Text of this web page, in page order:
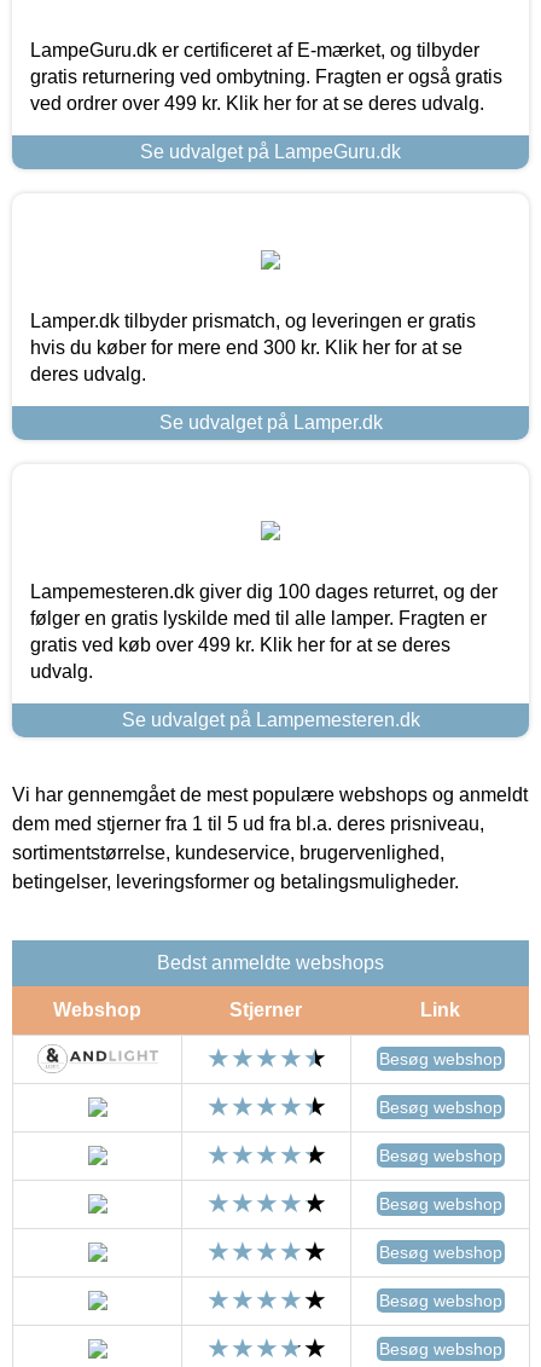
LampeGuru.dk er certificeret af E-mærket, og tilbyder
gratis returnering ved ombytning. Fragten er også gratis
ved ordrer over 499 kr. Klik her for at se deres udvalg.
Se udvalget på LampeGuru.dk
Lamper.dk tilbyder prismatch, og leveringen er gratis
hvis du køber for mere end 300 kr. Klik her for at se
deres udvalg.
Se udvalget på Lamper.dk
Lampemesteren.dk giver dig 100 dages returret, og der
følger en gratis lyskilde med til alle lamper. Fragten er
gratis ved køb over 499 kr. Klik her for at se deres
udvalg.
Se udvalget på Lampemesteren.dk
Vi har gennemgået de mest populære webshops og anmeldt
dem med stjerner fra 1 til 5 ud fra bl.a. deres prisniveau,
sortimentstørrelse, kundeservice, brugervenlighed,
betingelser, leveringsformer og betalingsmuligheder.
Bedst anmeldte webshops
Webshop Stjerner Link
Besøg webshop
Besøg webshop
Besøg webshop
Besøg webshop
Besøg webshop
Besøg webshop
Besøg webshop